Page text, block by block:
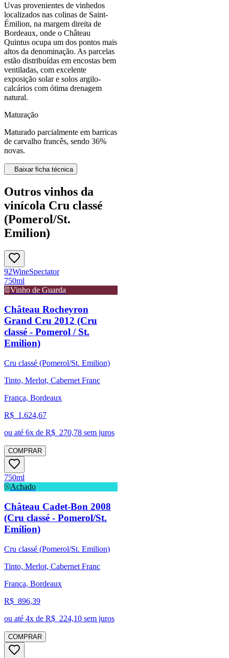
Uvas provenientes de vinhedos
localizados nas colinas de Saint-
Émilion, na margem direita de
Bordeaux, onde o Château
Quintus ocupa um dos pontos mais
altos da denominação. As parcelas
estão distribuídas em encostas bem
ventiladas, com excelente
exposição solar e solos argilo-
calcários com ótima drenagem
natural.
Maturação
Maturado parcialmente em barricas
de carvalho francês, sendo 36%
novas.
Baixar ficha técnica
Outros vinhos da
vinícola Cru classé
(Pomerol/St.
Emilion)
92WineSpectator
750ml
Vinho de Guarda
Château Rocheyron
Grand Cru 2012 (Cru
classé - Pomerol / St.
Emilion)
Cru classé (Pomerol/St. Emilion)
Tinto, Merlot, Cabernet Franc
França, Bordeaux
R$ 1.624,67
ou até 6x de R$ 270,78 sem juros
COMPRAR
750ml
Achado
Château Cadet-Bon 2008
(Cru classé - Pomerol/St.
Emilion)
Cru classé (Pomerol/St. Emilion)
Tinto, Merlot, Cabernet Franc
França, Bordeaux
R$ 896,39
ou até 4x de R$ 224,10 sem juros
COMPRAR